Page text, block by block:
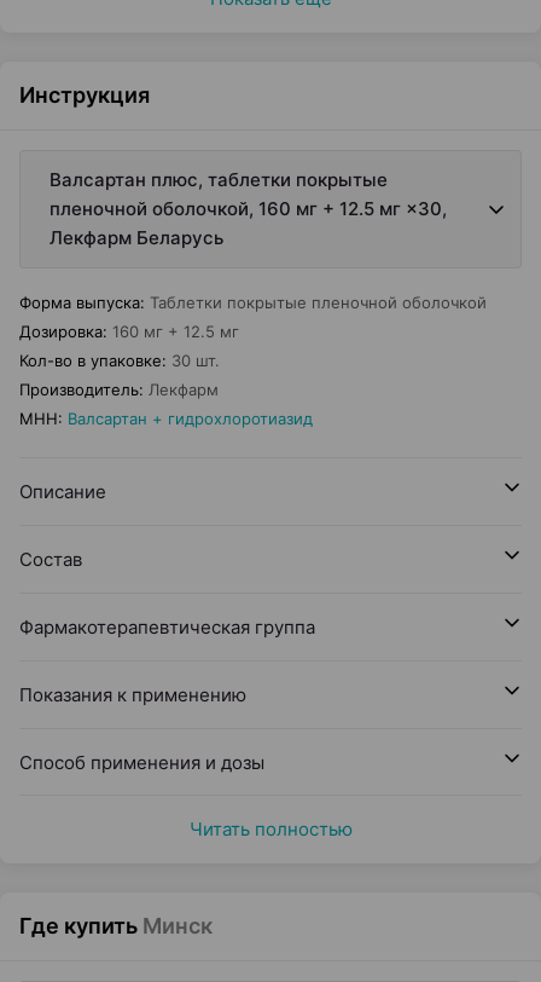
Инструкция
Валсартан плюс, таблетки покрытые
пленочной оболочкой, 160 мг + 12.5 мг ×30,
Лекфарм Беларусь
Форма выпуска: Таблетки покрытые пленочной оболочкой
Дозировка: 160 мг + 12.5 мг
Кол-во в упаковке: 30 шт.
Производитель: Лекфарм
МНН: Валсартан + гидрохлоротиазид
Описание
Состав
Фармакотерапевтическая группа
Показания к применению
Способ применения и дозы
Читать полностью
Где купить Минск